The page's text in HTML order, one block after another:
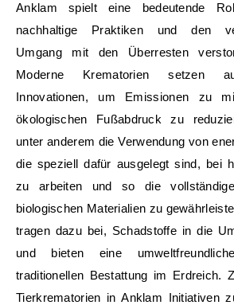
Anklam spielt eine bedeutende
nachhaltige Praktiken und den
Umgang mit den Überresten
Moderne Krematorien setzen
Innovationen, um Emissionen zu
ökologischen Fußabdruck zu
unter anderem die Verwendung von
die speziell dafür ausgelegt sind, bei
zu arbeiten und so die
biologischen Materialien zu
tragen dazu bei, Schadstoffe in die
und bieten eine
traditionellen Bestattung im Erdreich.
Tierkrematorien in Anklam Initiativen